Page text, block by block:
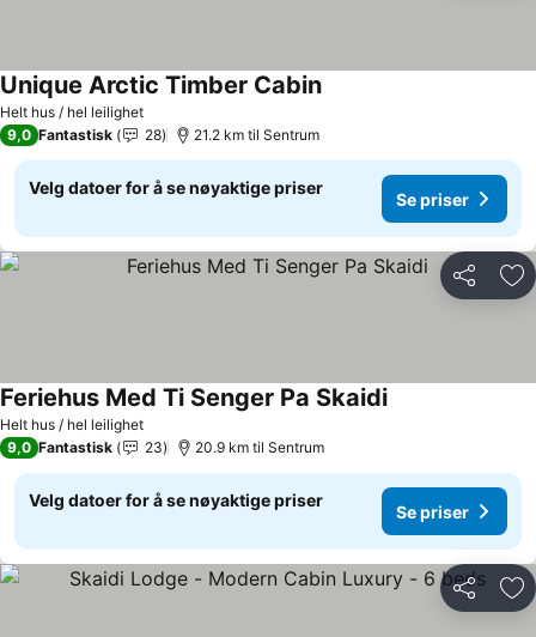
Helt hus / hel leilighet
Unique Arctic Timber Cabin
9,0 Fantastisk 28 21.2 km til Sentrum
Velg datoer for å se nøyaktige priser
Se priser
Del
Helt hus / hel leilighet
Feriehus Med Ti Senger Pa Skaidi
9,0 Fantastisk 23 20.9 km til Sentrum
Velg datoer for å se nøyaktige priser
Se priser
Del